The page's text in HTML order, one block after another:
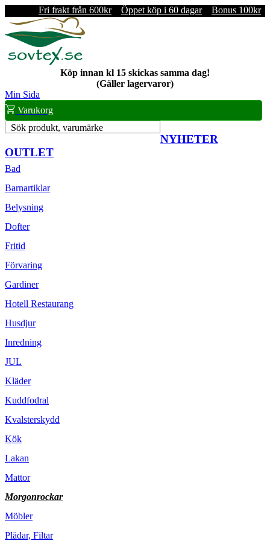
Fri frakt från 600kr Öppet köp i 60 dagar Bonus 100kr
Köp innan kl 15 skickas samma dag!
(Gäller lagervaror)
Min Sida
Varukorg
Sök produkt, varumärke
NYHETER
OUTLET
Bad
Barnartiklar
Belysning
Dofter
Fritid
Förvaring
Gardiner
Hotell Restaurang
Husdjur
Inredning
JUL
Kläder
Kuddfodral
Kvalsterskydd
Kök
Lakan
Mattor
Morgonrockar
Möbler
Plädar, Filtar